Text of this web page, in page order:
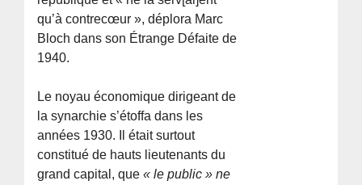
qu’à contrecœur », déplora Marc
Bloch dans son Étrange Défaite de
1940.
Le noyau économique dirigeant de
la synarchie s’étoffa dans les
années 1930. Il était surtout
constitué de hauts lieutenants du
grand capital, que« le public » ne